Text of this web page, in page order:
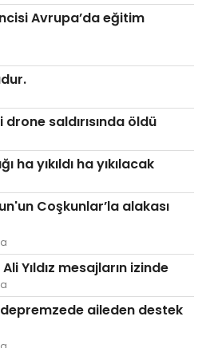
Avrupa’da eğitim
saldırısında öldü
ha yıkıldı ha yıkılacak
Coşkunlar’la alakası
Yıldız mesajların izinde
aileden destek